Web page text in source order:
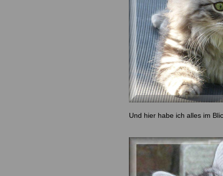
Und hier habe ich alles im